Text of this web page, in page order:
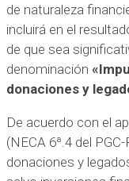
de naturaleza
incluirá en el
de que sea
denominación
donaciones y
De acuerdo con el
(NECA 6ª.4 del
donaciones y